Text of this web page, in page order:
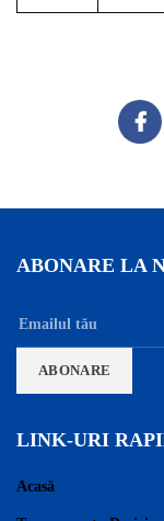
ABONARE LA
LINK-URI
Acasă